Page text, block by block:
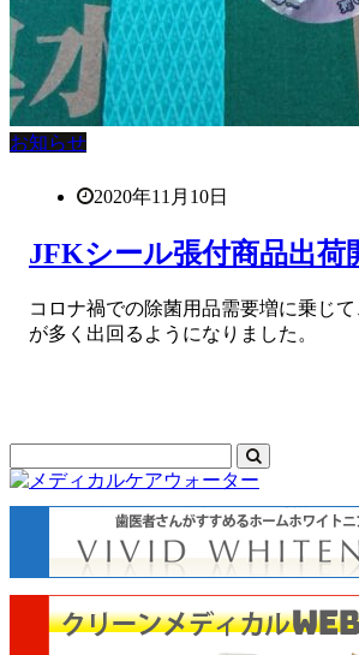
お知らせ
2020年11月10日
JFKシール張付商品出荷
コロナ禍での除菌用品需要増に乗じ
が多く出回るようになりました。